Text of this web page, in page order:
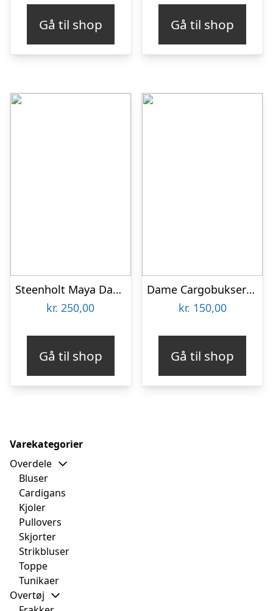
Gå til shop Gå til shop
Steenholt Maya Dame Bukser Plus Size – Black – 54
kr. 250,00
Gå til shop
Dame Cargobukser Plus Size – Sort – 5XL/6XL
kr. 150,00
Gå til shop
Varekategorier
Overdele
Bluser
Cardigans
Kjoler
Pullovers
Skjorter
Strikbluser
Toppe
Tunikaer
Overtøj